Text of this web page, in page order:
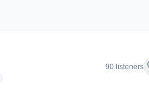
for Radio Ballade
90 listeners